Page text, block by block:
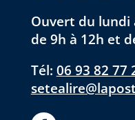
Ouvert du lundi
de 9h à 12h et
Tél: 06 93 82 77